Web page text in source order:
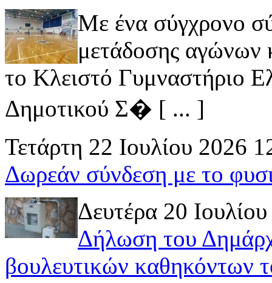
Με ένα σύγχρονο
μετάδοσης αγώνων
το Κλειστό Γυμναστήριο
Δημοτικού Σ� [ ... ]
Τετάρτη 22 Ιουλίου 2026
Δωρεάν σύνδεση με το
Δευτέρα 20
Δήλωση του
βουλευτικών καθηκόντων